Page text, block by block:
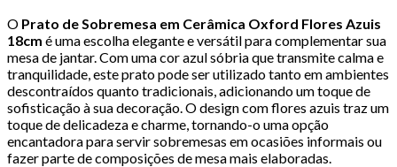
O Prato de Sobremesa em Cerâmica Oxford Flores Azuis
18cm é uma escolha elegante e versátil para complementar sua
mesa de jantar. Com uma cor azul sóbria que transmite calma e
tranquilidade, este prato pode ser utilizado tanto em ambientes
descontraídos quanto tradicionais, adicionando um toque de
sofisticação à sua decoração. O design com flores azuis traz um
toque de delicadeza e charme, tornando-o uma opção
encantadora para servir sobremesas em ocasiões informais ou
fazer parte de composições de mesa mais elaboradas.